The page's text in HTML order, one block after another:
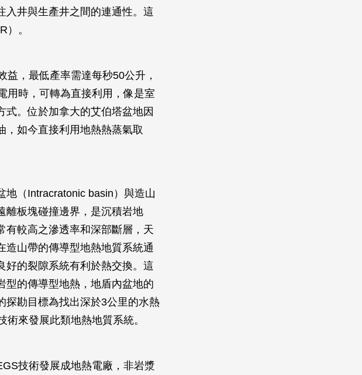
入井與生產井之間的連通性。這
。
，最低產率需達每秒50公升，
時，可轉為直接利用，像是室
式。位於加拿大的艾伯塔盆地因
，如今直接利用地熱熱蒸氣取
地（Intracratonic basin）與造山
離板塊碰撞邊界，是沉積岩地
有較高之滲透率和深部斷層，天
造山帶的傳導型地熱地質系統通
好的裂隙系統有利於熱交換。這
型的傳導型地熱，地盾內盆地的
探勘目標為找出深於3公里的水熱
來發展此類地熱地質系統。
技術發展成地熱電廠，非岩漿